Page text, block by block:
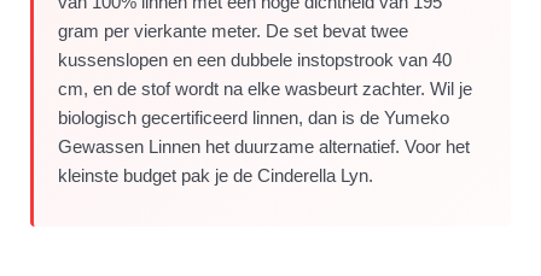
gram per vierkante meter. De set bevat twee
kussenslopen en een dubbele instopstrook van 40
cm, en de stof wordt na elke wasbeurt zachter. Wil je
biologisch gecertificeerd linnen, dan is de Yumeko
Gewassen Linnen het duurzame alternatief. Voor het
kleinste budget pak je de Cinderella Lyn.